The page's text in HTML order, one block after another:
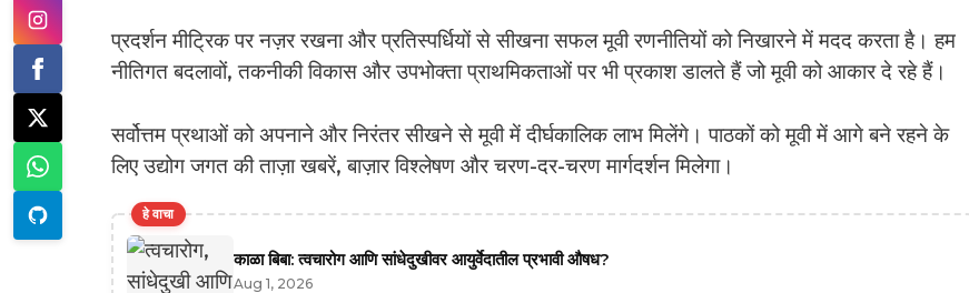
प्रदर्शन मीट्रिक पर नज़र रखना और प्रतिस्पर्धियों से सीखना सफल मूवी रणनीतियों को निखारने में मदद करता है। हम
नीतिगत बदलावों, तकनीकी विकास और उपभोक्ता प्राथमिकताओं पर भी प्रकाश डालते हैं जो मूवी को आकार दे रहे हैं।
सर्वोत्तम प्रथाओं को अपनाने और निरंतर सीखने से मूवी में दीर्घकालिक लाभ मिलेंगे। पाठकों को मूवी में आगे बने रहने के
लिए उद्योग जगत की ताज़ा खबरें, बाज़ार विश्लेषण और चरण-दर-चरण मार्गदर्शन मिलेगा।
हे वाचा
काळा बिबा: त्वचारोग आणि सांधेदुखीवर आयुर्वेदातील प्रभावी औषध?
Aug 1, 2026